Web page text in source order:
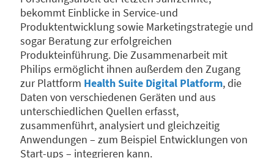
bekommt Einblicke in Service-und
Produktentwicklung sowie Marketingstrategie und
sogar Beratung zur erfolgreichen
Produkteinführung. Die Zusammenarbeit mit
Philips ermöglicht ihnen außerdem den Zugang
zur Plattform Health Suite Digital Platform, die
Daten von verschiedenen Geräten und aus
unterschiedlichen Quellen erfasst,
zusammenführt, analysiert und gleichzeitig
Anwendungen – zum Beispiel Entwicklungen von
Start-ups – integrieren kann.